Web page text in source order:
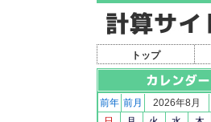
トップ
前年 前月 2026年8月